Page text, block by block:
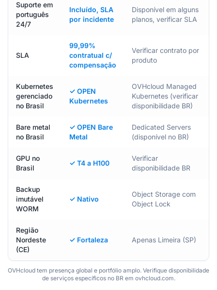
Suporte em
português
24/7
Incluído, SLA
por incidente
Disponível em alguns
planos, verificar SLA
SLA
99,99%
contratual c/
compensação
Verificar contrato por
produto
Kubernetes
gerenciado
no Brasil
✓ OPEN
Kubernetes
OVHcloud Managed
Kubernetes (verificar
disponibilidade BR)
Bare metal
no Brasil
✓ OPEN Bare
Metal
Dedicated Servers
(disponível no BR)
GPU no
Brasil
✓ T4 a H100
Verificar
disponibilidade BR
Backup
imutável
WORM
✓ Nativo
Object Storage com
Object Lock
Região
Nordeste
(CE)
✓ Fortaleza Apenas Limeira (SP)
OVHcloud tem presença global e portfólio amplo. Verifique disponibilidade
de serviços específicos no BR em ovhcloud.com.